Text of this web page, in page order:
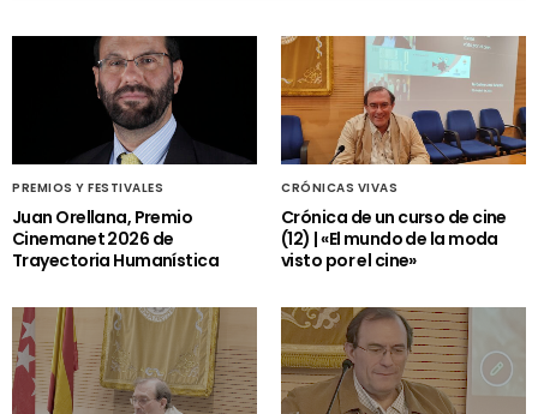
PREMIOS Y FESTIVALES
Juan Orellana, Premio
Cinemanet 2026 de
Trayectoria Humanística
CRÓNICAS VIVAS
Crónica de un curso de cine
(12) | «El mundo de la moda
visto por el cine»